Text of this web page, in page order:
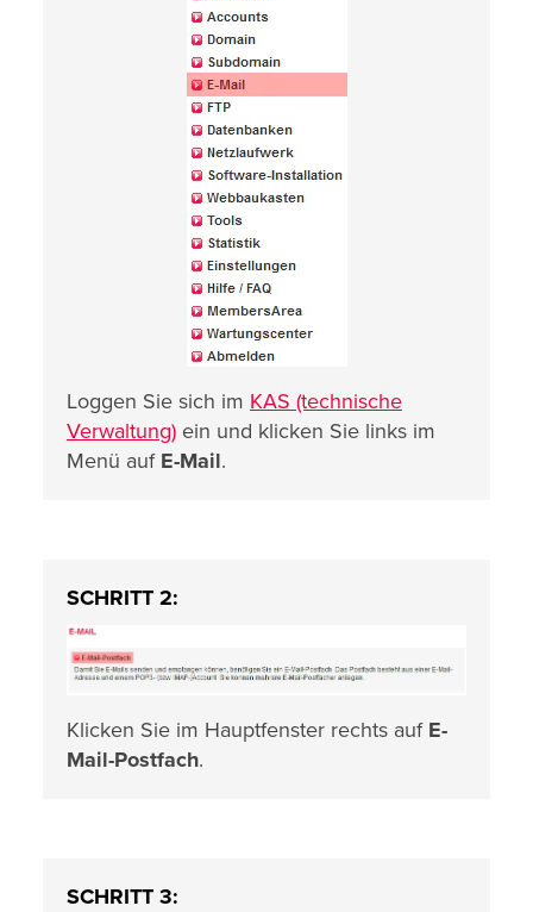
Loggen Sie sich im KAS (technische
Verwaltung) ein und klicken Sie links im
Menü auf E-Mail.
SCHRITT 2:
Klicken Sie im Hauptfenster rechts auf E-
Mail-Postfach.
SCHRITT 3: